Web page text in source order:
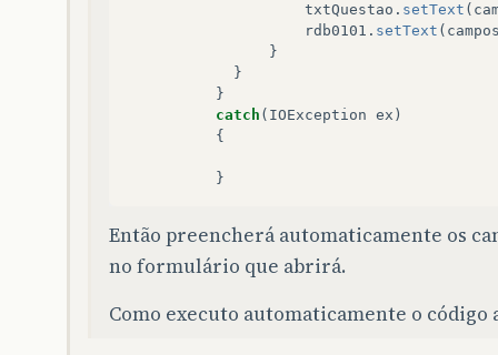
txtQuestao . setText (
rdb0101 . setText (
}
}
}
catch ( IOException ex )
{
}
Então preencherá automaticamente os
no formulário que abrirá.
Como executo automaticamente o código